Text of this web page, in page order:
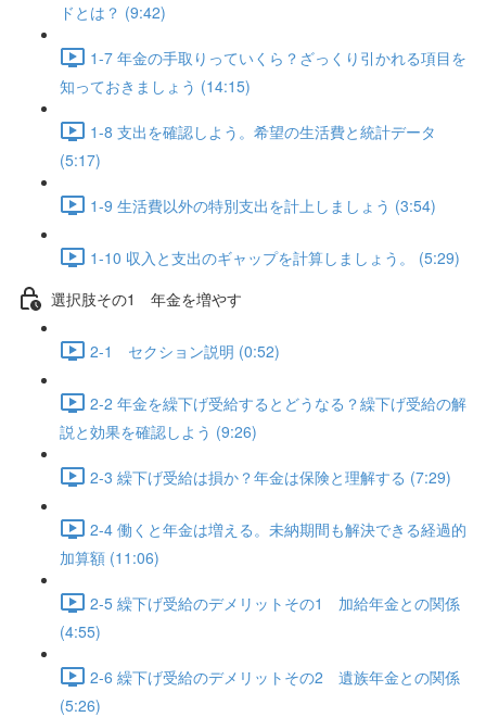
ドとは？ (9:42)
1-7 年金の手取りっていくら？ざっくり引かれる項目を
知っておきましょう (14:15)
1-8 支出を確認しよう。希望の生活費と統計データ
(5:17)
1-9 生活費以外の特別支出を計上しましょう (3:54)
1-10 収入と支出のギャップを計算しましょう。 (5:29)
選択肢その1 年金を増やす
2-1 セクション説明 (0:52)
2-2 年金を繰下げ受給するとどうなる？繰下げ受給の解
説と効果を確認しよう (9:26)
2-3 繰下げ受給は損か？年金は保険と理解する (7:29)
2-4 働くと年金は増える。未納期間も解決できる経過的
加算額 (11:06)
2-5 繰下げ受給のデメリットその1 加給年金との関係
(4:55)
2-6 繰下げ受給のデメリットその2 遺族年金との関係
(5:26)